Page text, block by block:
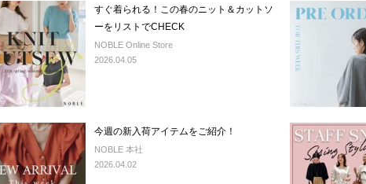
すぐ着られる！この春のニット＆カットソ
ーをリストでCHECK
NOBLE Online Store
2026.04.05
今週の新入荷アイテムをご紹介！
NOBLE 本社
2026.04.02